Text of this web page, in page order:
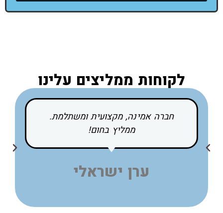
לקוחות ממליצים עלינו
חברה אמינה, מקצועית ומשתלמת.
ממליץ בחום!
ערן ישראלי